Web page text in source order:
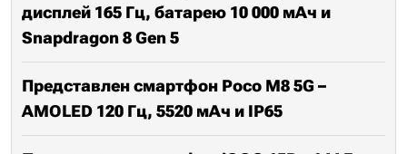
дисплей 165 Гц, батарею 10 000 мАч и
Snapdragon 8 Gen 5
Представлен смартфон Poco M8 5G –
AMOLED 120 Гц, 5520 мАч и IP65